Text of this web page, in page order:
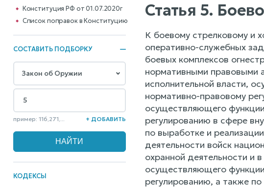
Конституция РФ от 01.07.2020г
Cписок поправок в Конституцию
СОСТАВИТЬ ПОДБОРКУ
пример: 116,271,... + ДОБАВИТЬ
КОДЕКСЫ
Статья 5.
К боевому стрелковому и
оперативно-служебных
боевых комплексов
нормативными правовыми
исполнительной власти,
нормативно-правовому
осуществляющего
регулированию в сфере
по выработке и
деятельности войск
охранной деятельности и
осуществляющего
регулированию, а также